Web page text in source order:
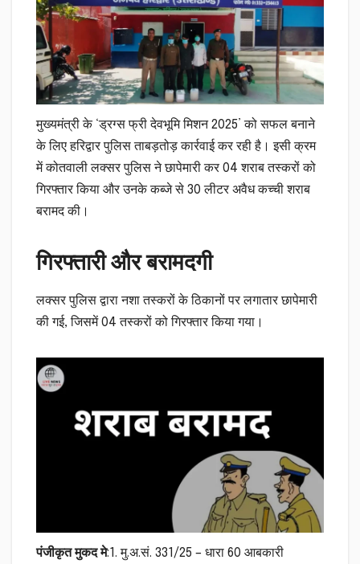
मुख्यमंत्री के ‘ड्रग्स फ्री देवभूमि मिशन 2025’ को सफल बनाने
के लिए हरिद्वार पुलिस ताबड़तोड़ कार्रवाई कर रही है। इसी क्रम
में कोतवाली लक्सर पुलिस ने छापेमारी कर 04 शराब तस्करों को
गिरफ्तार किया और उनके कब्जे से 30 लीटर अवैध कच्ची शराब
बरामद की।
गिरफ्तारी और बरामदगी
लक्सर पुलिस द्वारा नशा तस्करों के ठिकानों पर लगातार छापेमारी
की गई, जिसमें 04 तस्करों को गिरफ्तार किया गया।
पंजीकृत मुकद मे:1. मु.अ.सं. 331/25 – धारा 60 आबकारी